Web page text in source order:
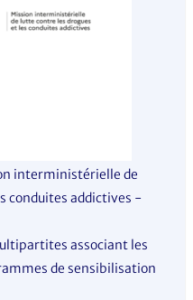
interministérielle de
conduites addictives -
associant les
de sensibilisation